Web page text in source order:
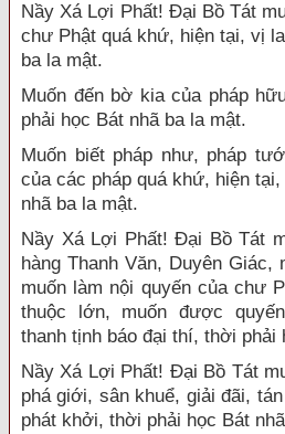
Nầy Xá Lợi Phất! Đại Bồ Tát
chư Phật quá khứ, hiện tại, vị
ba la mật.
Muốn đến bờ kia của pháp
phải học Bát nhã ba la mật.
Muốn biết pháp như, pháp
của các pháp quá khứ, hiện
nhã ba la mật.
Nầy Xá Lợi Phất! Đại Bồ Tát
hàng Thanh Văn, Duyên Giác,
muốn làm nội quyến của chư
thuộc lớn, muốn được
thanh tịnh báo đại thí, thời phải
Nầy Xá Lợi Phất! Đại Bồ Tát
phá giới, sân khuể, giải đãi,
phát khởi, thời phải học Bát